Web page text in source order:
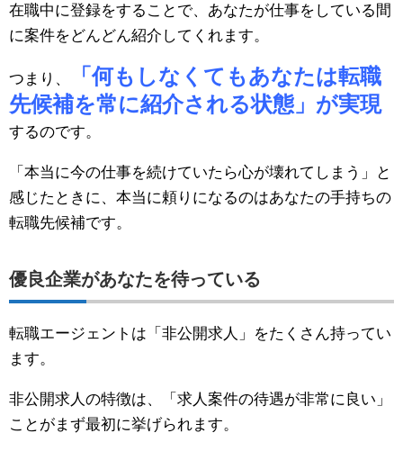
在職中に登録をすることで、あなたが仕事をしている間
に案件をどんどん紹介してくれます。
つまり、
「何もしなくてもあなたは転職
先候補を常に紹介される状態」が実現
するのです。
「本当に今の仕事を続けていたら心が壊れてしまう」と
感じたときに、本当に頼りになるのはあなたの手持ちの
転職先候補です。
優良企業があなたを待っている
転職エージェントは「非公開求人」をたくさん持ってい
ます。
非公開求人の特徴は、「求人案件の待遇が非常に良い」
ことがまず最初に挙げられます。